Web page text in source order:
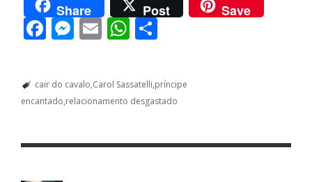
Share Post Save
F
e
b
o
M
ss
e
g
E
ai
l
W
at
s
p
ar
e
cair do cavalo Carol Sassatelli príncipe
encantado relacionamento desgastado